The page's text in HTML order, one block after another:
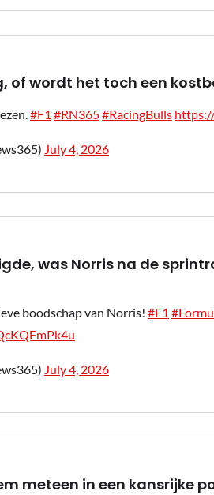
of wordt het toch een
#F1 #RN365#RacingBulls
July 4, 2026
was Norris na de
boodschap van Norris! #F1
July 4, 2026
meteen in een kansrijke